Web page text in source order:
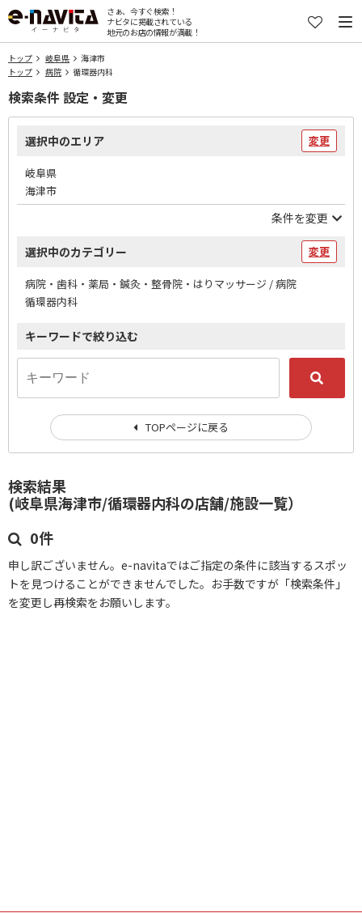
さぁ、今すぐ検索！
ナビタに掲載されている
地元のお店の情報が満載！
トップ 岐阜県
海津市
トップ
病院 循環器内科
検索結果
(岐阜県海津市/循環器内科の店舗/施設一覧）
0件
申し訳ございません。e-navitaではご指定の条件に該当するスポッ
トを見つけることができませんでした。お手数ですが「検索条件」
を変更し再検索をお願いします。
検索条件 設定・変更
選択中のエリア 変更
岐阜県
海津市
条件を変更
選択中のカテゴリー 変更
病院・歯科・薬局・鍼灸・整骨院・はりマッサージ / 病院
循環器内科
キーワードで絞り込む
TOPページに戻る